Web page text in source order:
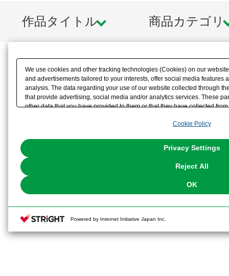
作品タイトル 商品カテゴリ
We use cookies and other tracking technologies (Cookies) on our
and advertisements tailored to your interests, offer social media features
analysis. The data regarding your use of our website collected through
that provide advertising, social media and/or analytics services. These
other data that you have provided to them or that they have collected
the use of all Cookies except for Strictly Necessary Cookies, please
You can change your consent or rejection settings at any time via
Cookie Policy
Privacy Settings
Reject All
OK
Powered by Internet Initiative Japan Inc.